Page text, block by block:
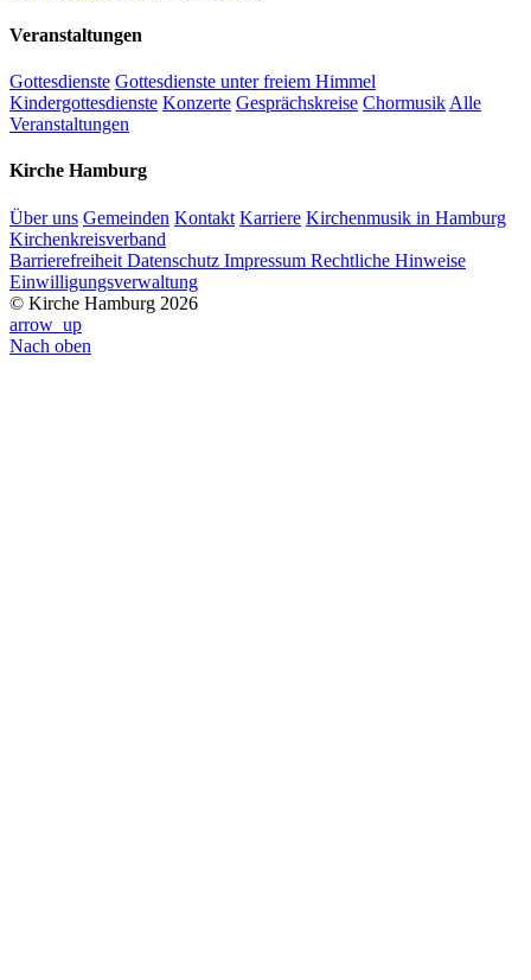
Veranstaltungen
Gottesdienste Gottesdienste unter freiem Himmel
Kindergottesdienste Konzerte Gesprächskreise Chormusik Alle
Veranstaltungen
Kirche Hamburg
Über uns Gemeinden Kontakt Karriere Kirchenmusik in Hamburg
Kirchenkreisverband
Barrierefreiheit Datenschutz Impressum Rechtliche Hinweise
Einwilligungsverwaltung
© Kirche Hamburg 2026
arrow_up
Nach oben